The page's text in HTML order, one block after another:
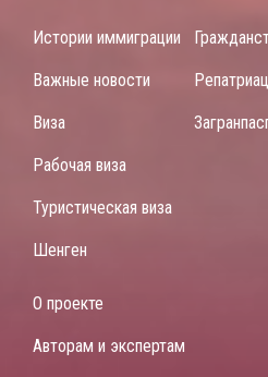
Истории иммиграции
Важные новости
Виза
Рабочая виза
Туристическая виза
Шенген
О проекте
Авторам и экспертам